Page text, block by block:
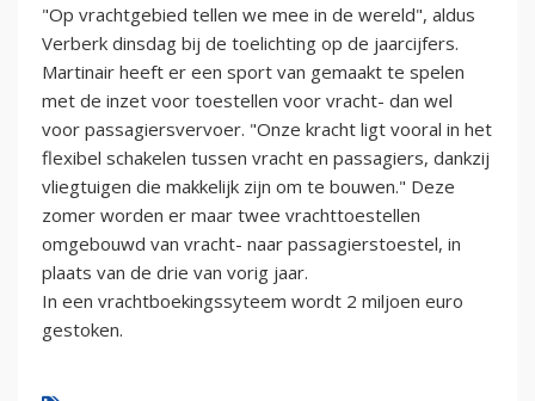
"Op vrachtgebied tellen we mee in de wereld", aldus
Verberk dinsdag bij de toelichting op de jaarcijfers.
Martinair heeft er een sport van gemaakt te spelen
met de inzet voor toestellen voor vracht- dan wel
voor passagiersvervoer. "Onze kracht ligt vooral in het
flexibel schakelen tussen vracht en passagiers, dankzij
vliegtuigen die makkelijk zijn om te bouwen." Deze
zomer worden er maar twee vrachttoestellen
omgebouwd van vracht- naar passagierstoestel, in
plaats van de drie van vorig jaar.
In een vrachtboekingssyteem wordt 2 miljoen euro
gestoken.